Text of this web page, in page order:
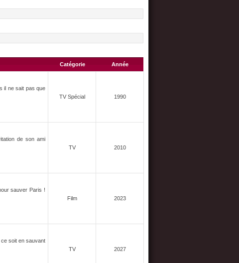
Catégorie Année
il ne sait pas que
TV Spécial 1990
de son ami
TV 2010
sauver Paris !
Film 2023
soit en sauvant
TV 2027